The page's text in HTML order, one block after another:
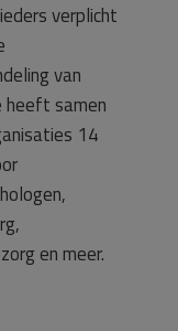
verplicht
van
heeft samen
14
en meer.